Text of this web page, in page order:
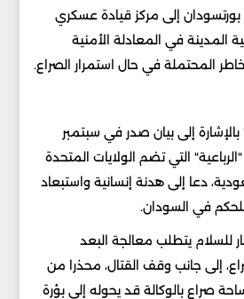
بورتسودان إلى مركز قيادة عسكري
في المعادلة الأمنية
المحتملة في حال استمرار الصراع.
إلى بيان صدر في سبتمبر
التي تضم الولايات المتحدة
دعا إلى هدنة إنسانية واستبعاد
في السودان.
يتطلب معالجة البعد
إلى جانب وقف القتال، محذرا من
صراع بالوكالة قد يحوله إلى بؤرة